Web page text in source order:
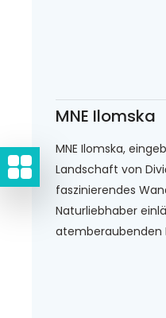
MNE Ilomska
MNE Ilomska,
Landschaft von
faszinierendes
Naturliebhaber
atemberaubenden